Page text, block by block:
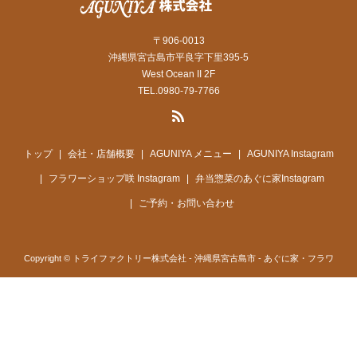
〒906-0013
沖縄県宮古島市平良字下里395-5
West Ocean II 2F
TEL.0980-79-7766
トップ 会社・店舗概要 AGUNIYA メニュー AGUNIYA Instagram
フラワーショップ咲 Instagram 弁当惣菜のあぐに家Instagram
ご予約・お問い合わせ
Copyright © トライファクトリー株式会社 - 沖縄県宮古島市 - あぐに家・フラワ